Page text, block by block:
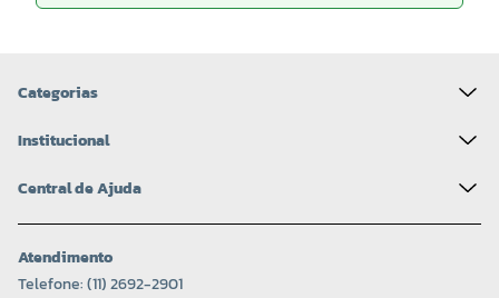
Categorias
Institucional
Central de Ajuda
Atendimento
Telefone: (11) 2692-2901